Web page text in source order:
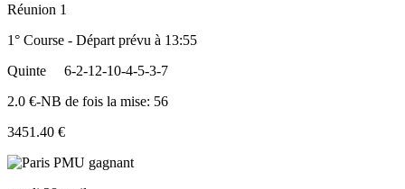
Réunion 1
1° Course - Départ prévu à 13:55
Quinte
6-2-12-10-4-5-3-7
2.0 €-NB de fois la mise: 56
3451.40 €